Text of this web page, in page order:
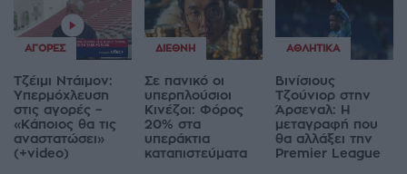
ΑΓΟΡΈΣ
Τζέιμι Ντάιμον:
Υπερμόχλευση
στις αγορές –
«Κάποιος θα τις
αναστατώσει»
(+video)
ΔΙΕΘΝΉ
Σε πανικό οι
υπερπλούσιοι
Κινέζοι: Φόρος
20% στα
υπεράκτια
καταπιστεύματα
ΑΘΛΗΤΙΚΆ
Βινίσιους
Τζούνιορ στην
Άρσεναλ: Η
μεταγραφή που
θα αλλάξει την
Premier League